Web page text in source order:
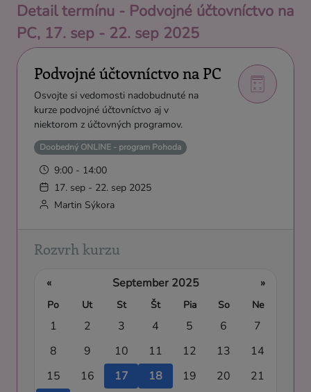
Detail termínu - Podvojné účtovníctvo na
PC, 17. sep - 22. sep 2025
Podvojné účtovníctvo na PC
Osvojte si vedomosti nadobudnuté na
kurze podvojné účtovníctvo aj v
niektorom z účtovných programov.
Doobedný ONLINE - program Pohoda
9:00 - 14:00
17. sep - 22. sep 2025
Martin Sýkora
Rozvrh kurzu
« September 2025 »
Po Ut St Št Pia So Ne
1 2 3 4 5 6
7
8
9 10 11 12 13
14
15
16 17 18 19 20
21